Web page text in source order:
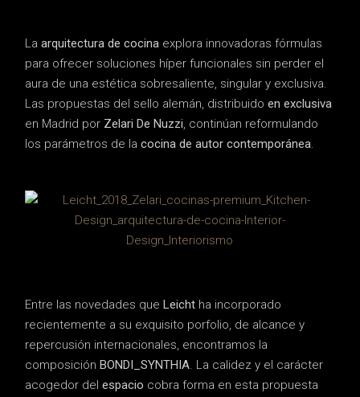
La arquitectura de cocina explora innovadoras fórmulas
para ofrecer soluciones híper funcionales sin perder el
aura de una estética sobresaliente, singular y exclusiva.
Las propuestas del sello alemán, distribuidoen exclusiva
en Madrid por Zelari De Nuzzi, continúan reformulando
los parámetros de lacocina de autor contemporánea.
Entre las novedades queLeicht ha incorporado
recientemente a su exquisito porfolio, de alcance y
repercusión internacionales, encontramos la
composiciónBONDI_SYNTHIA. La calidez y el carácter
acogedor delespacio cobra forma en esta propuesta